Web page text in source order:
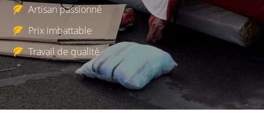
Artisan passionné
Prix imbattable
Travail de qualité